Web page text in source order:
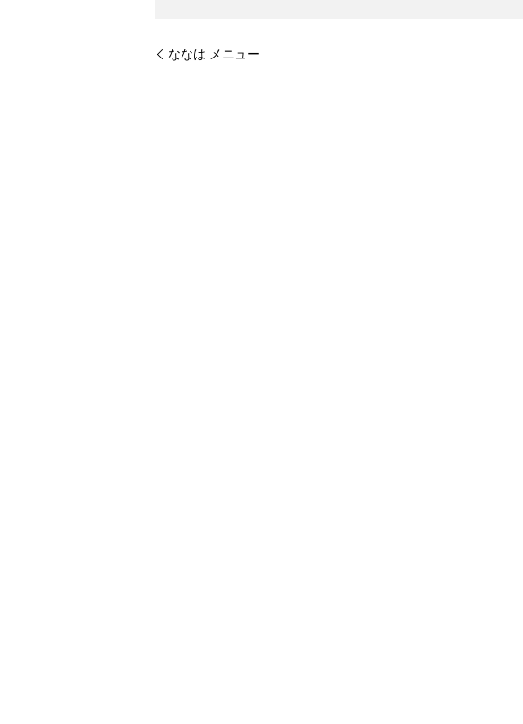
ななは メニュー